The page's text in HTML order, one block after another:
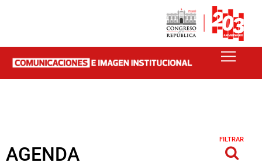
AGENDA
FILTRAR